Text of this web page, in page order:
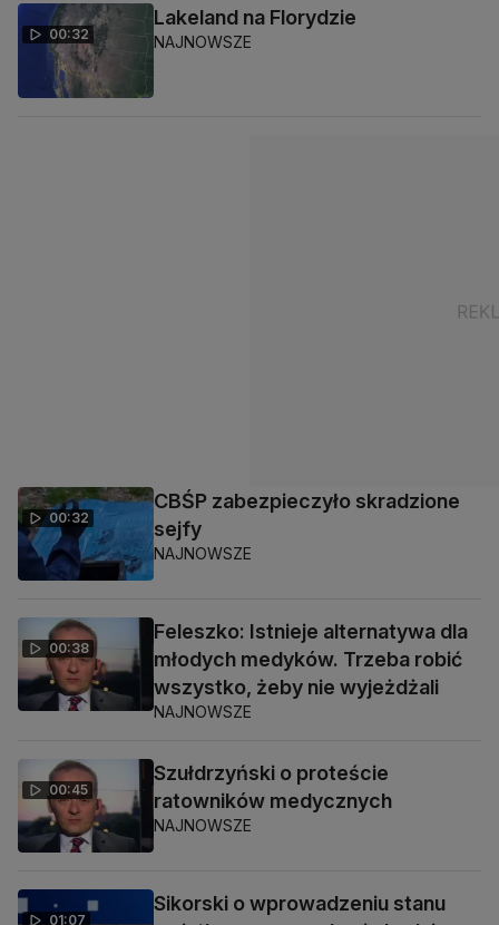
00:32
Lakeland na Florydzie
NAJNOWSZE
00:32
CBŚP zabezpieczyło skradzione
sejfy
NAJNOWSZE
00:38
Feleszko: Istnieje alternatywa dla
młodych medyków. Trzeba robić
wszystko, żeby nie wyjeżdżali
NAJNOWSZE
00:45
Szułdrzyński o proteście
ratowników medycznych
NAJNOWSZE
01:07
Sikorski o wprowadzeniu stanu